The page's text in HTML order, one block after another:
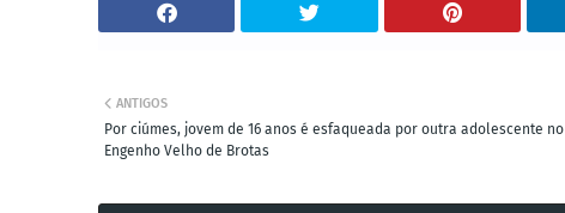
ANTIGOS
Por ciúmes, jovem de 16 anos é esfaqueada por outra adolescente no
Engenho Velho de Brotas